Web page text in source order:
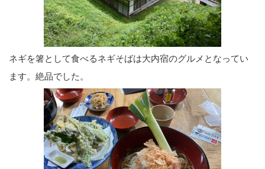
ネギを箸として食べるネギそばは大内宿のグルメとなってい
ます。絶品でした。